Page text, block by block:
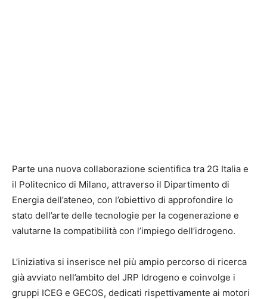
Parte una nuova collaborazione scientifica tra 2G Italia e
il Politecnico di Milano, attraverso il Dipartimento di
Energia dell’ateneo, con l’obiettivo di approfondire lo
stato dell’arte delle tecnologie per la cogenerazione e
valutarne la compatibilità con l’impiego dell’idrogeno.
L’iniziativa si inserisce nel più ampio percorso di ricerca
già avviato nell’ambito del JRP Idrogeno e coinvolge i
gruppi ICEG e GECOS, dedicati rispettivamente ai motori